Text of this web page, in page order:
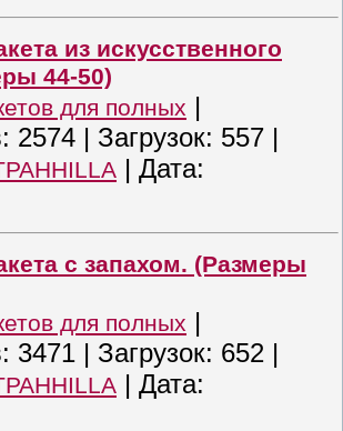
из искусственного
44-50)
для полных |
2574 | Загрузок: 557 |
| Дата:
с запахом. (Размеры
для полных |
3471 | Загрузок: 652 |
| Дата: